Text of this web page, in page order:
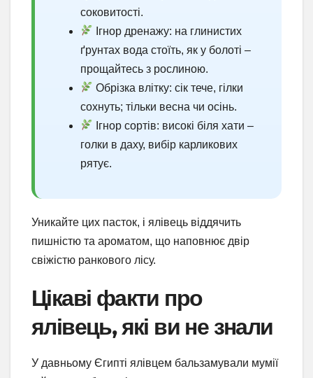
соковитості.
Ігнор дренажу: на глинистих
ґрунтах вода стоїть, як у болоті –
прощайтесь з рослиною.
Обрізка влітку: сік тече, гілки
сохнуть; тільки весна чи осінь.
Ігнор сортів: високі біля хати –
голки в даху, вибір карликових
рятує.
Уникайте цих пасток, і ялівець віддячить
пишністю та ароматом, що наповнює двір
свіжістю ранкового лісу.
Цікаві факти про
ялівець, які ви не знали
У давньому Єгипті ялівцем бальзамували мумії